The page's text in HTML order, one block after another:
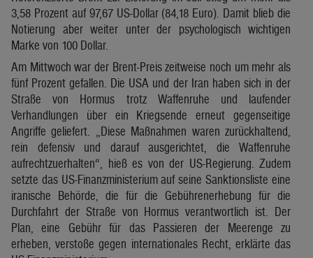
3,58 Prozent auf 97,67 US-Dollar (84,18 Euro). Damit blieb die
Notierung aber weiter unter der psychologisch wichtigen
Marke von 100 Dollar.
Am Mittwoch war der Brent-Preis zeitweise noch um mehr als
fünf Prozent gefallen. Die USA und der Iran haben sich in der
Straße von Hormus trotz Waffenruhe und laufender
Verhandlungen über ein Kriegsende erneut gegenseitige
Angriffe geliefert. „Diese Maßnahmen waren zurückhaltend,
rein defensiv und darauf ausgerichtet, die Waffenruhe
aufrechtzuerhalten“, hieß es von der US-Regierung. Zudem
setzte das US-Finanzministerium auf seine Sanktionsliste eine
iranische Behörde, die für die Gebührenerhebung für die
Durchfahrt der Straße von Hormus verantwortlich ist. Der
Plan, eine Gebühr für das Passieren der Meerenge zu
erheben, verstoße gegen internationales Recht, erklärte das